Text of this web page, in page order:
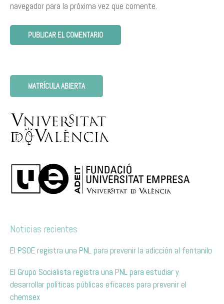
navegador para la próxima vez que comente.
MATRÍCULA ABIERTA
Noticias recientes
El PSOE registra una PNL para prevenir la adicción al fentanilo
El Grupo Socialista registra una PNL para estudiar y
desarrollar políticas públicas eficaces para prevenir el
chemsex